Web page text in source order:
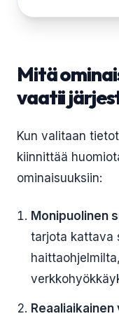
Mitä
vaatii
Kun valitaan
kiinnittää
ominaisuuksiin:
Monipuolinen
tarjota kattava